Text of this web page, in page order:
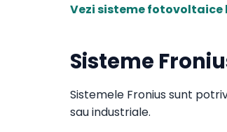
Vezi sisteme fotovoltaice
Sisteme
Sistemele Fronius sunt
sau industriale.